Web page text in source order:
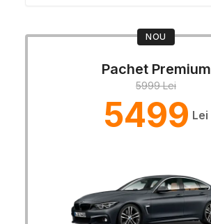
NOU
Pachet Premium
5999 Lei
5499 Lei